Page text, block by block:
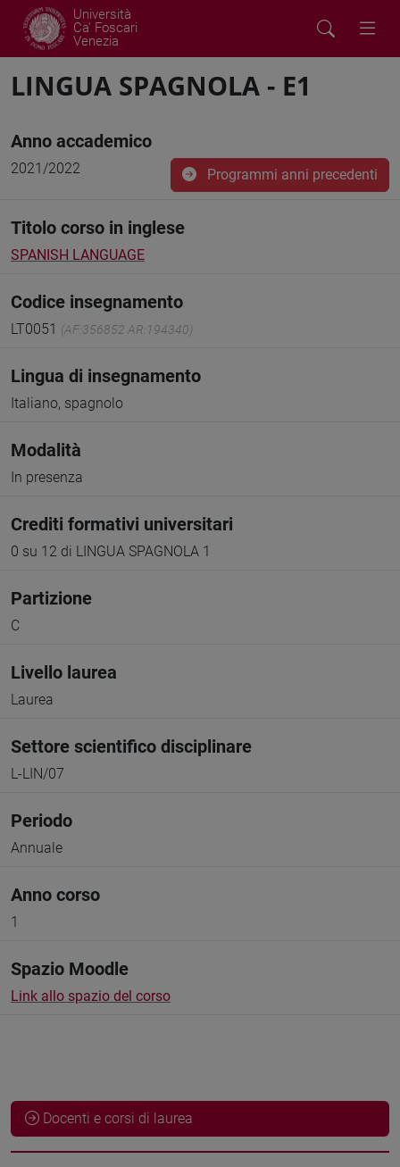
Università
Ca' Foscari
Venezia
LINGUA SPAGNOLA - E1
Anno accademico
2021/2022 Programmi anni precedenti
Titolo corso in inglese
SPANISH LANGUAGE
Codice insegnamento
LT0051 (AF:356852 AR:194340)
Lingua di insegnamento
Italiano, spagnolo
Modalità
In presenza
Crediti formativi universitari
0 su 12 di LINGUA SPAGNOLA 1
Partizione
C
Livello laurea
Laurea
Settore scientifico disciplinare
L-LIN/07
Periodo
Annuale
Anno corso
1
Spazio Moodle
Link allo spazio del corso
Docenti e corsi di laurea